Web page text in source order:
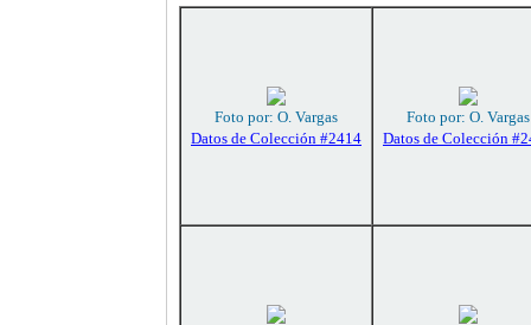
Foto por: O. Vargas
Datos de Colección #2414
Foto por: O. Vargas
Datos de Colección